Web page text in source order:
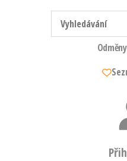
Happymodel.cz